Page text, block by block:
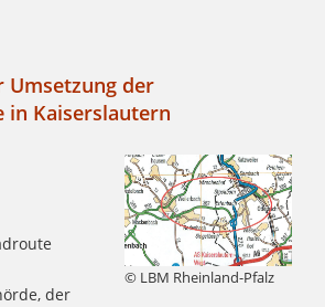
Umsetzung der
in Kaiserslautern
© LBM Rheinland-Pfalz
der